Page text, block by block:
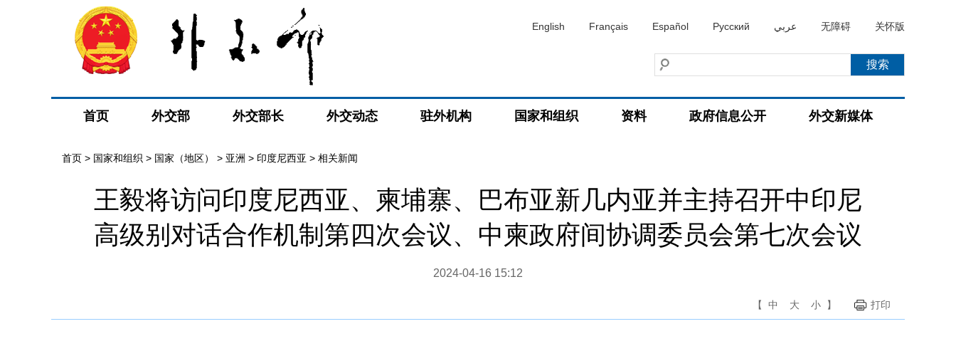
English Français Español Русский عربي 无障碍 关怀版
首页 外交部 外交部长 外交动态 驻外机构 国家和组织 资料 政府信息公开 外交新媒体
首页 > 国家和组织 > 国家（地区） > 亚洲 > 印度尼西亚 > 相关新闻
王毅将访问印度尼西亚、柬埔寨、巴布亚新几内亚并主持召开中印尼
高级别对话合作机制第四次会议、中柬政府间协调委员会第七次会议
2024-04-16 15:12
【 中 大 小 】 打印